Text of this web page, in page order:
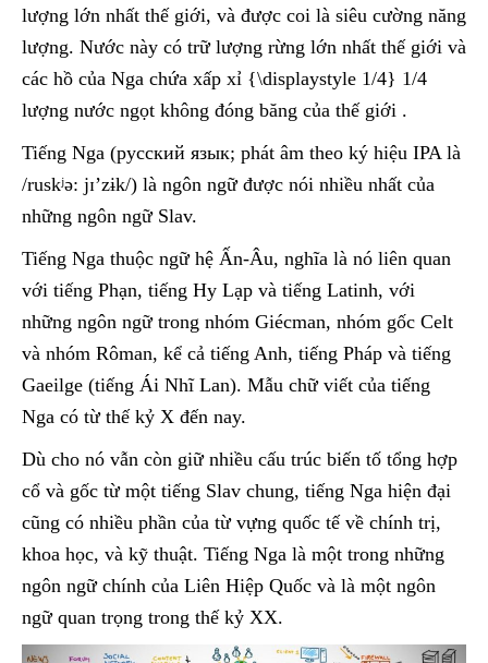
lượng lớn nhất thế giới, và được coi là siêu cường năng
lượng. Nước này có trữ lượng rừng lớn nhất thế giới và
các hồ của Nga chứa xấp xỉ {\displaystyle 1/4} 1/4
lượng nước ngọt không đóng băng của thế giới .
Tiếng Nga (русский язык; phát âm theo ký hiệu IPA là
/ruskʲə: jɪ’zɨk/) là ngôn ngữ được nói nhiều nhất của
những ngôn ngữ Slav.
Tiếng Nga thuộc ngữ hệ Ấn-Âu, nghĩa là nó liên quan
với tiếng Phạn, tiếng Hy Lạp và tiếng Latinh, với
những ngôn ngữ trong nhóm Giécman, nhóm gốc Celt
và nhóm Rôman, kể cả tiếng Anh, tiếng Pháp và tiếng
Gaeilge (tiếng Ái Nhĩ Lan). Mẫu chữ viết của tiếng
Nga có từ thế kỷ X đến nay.
Dù cho nó vẫn còn giữ nhiều cấu trúc biến tố tổng hợp
cổ và gốc từ một tiếng Slav chung, tiếng Nga hiện đại
cũng có nhiều phần của từ vựng quốc tế về chính trị,
khoa học, và kỹ thuật. Tiếng Nga là một trong những
ngôn ngữ chính của Liên Hiệp Quốc và là một ngôn
ngữ quan trọng trong thế kỷ XX.